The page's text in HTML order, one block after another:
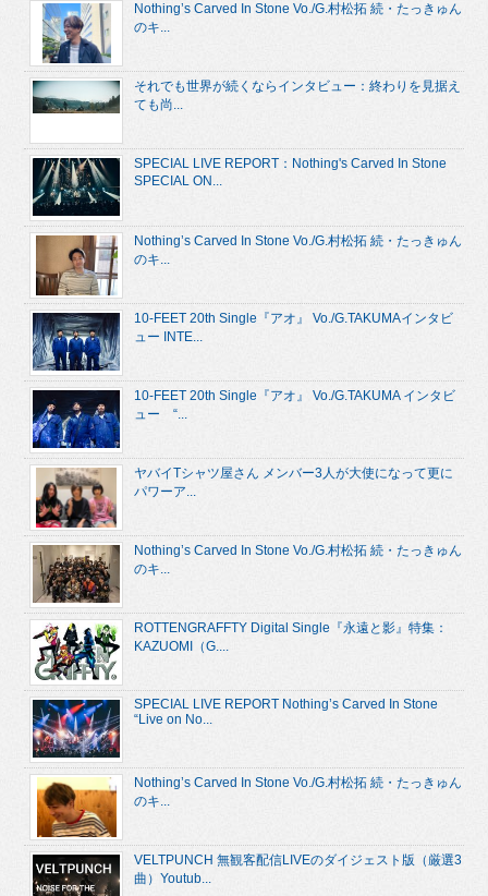
Nothing’s Carved In Stone Vo./G.村松拓 続・たっきゅん
のキ...
それでも世界が続くならインタビュー：終わりを見据え
ても尚...
SPECIAL LIVE REPORT：Nothing's Carved In Stone
SPECIAL ON...
Nothing’s Carved In Stone Vo./G.村松拓 続・たっきゅん
のキ...
10-FEET 20th Single『アオ』 Vo./G.TAKUMAインタビ
ュー INTE...
10-FEET 20th Single『アオ』 Vo./G.TAKUMA インタビ
ュー “...
ヤバイTシャツ屋さん メンバー3人が大使になって更に
パワーア...
Nothing’s Carved In Stone Vo./G.村松拓 続・たっきゅん
のキ...
ROTTENGRAFFTY Digital Single『永遠と影』特集：
KAZUOMI（G....
SPECIAL LIVE REPORT Nothing’s Carved In Stone
“Live on No...
Nothing’s Carved In Stone Vo./G.村松拓 続・たっきゅん
のキ...
VELTPUNCH 無観客配信LIVEのダイジェスト版（厳選3
曲）Youtub...